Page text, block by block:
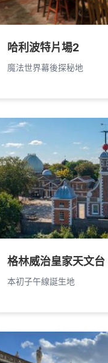
哈利波特片場2
魔法世界幕後探秘地
格林威治皇家天文台
本初子午線誕生地